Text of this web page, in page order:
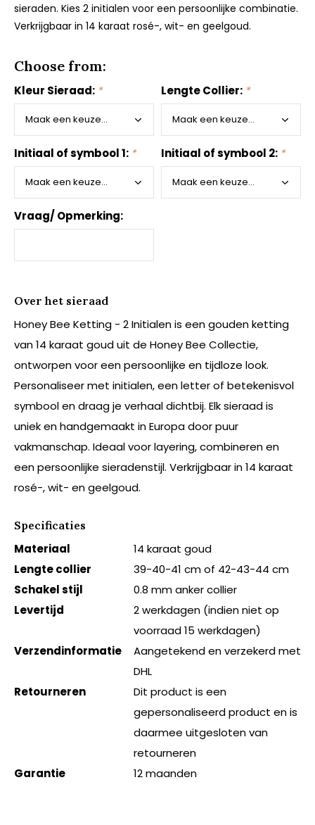
sieraden. Kies 2 initialen voor een persoonlijke combinatie.
Verkrijgbaar in 14 karaat rosé-, wit- en geelgoud.
Choose from:
Kleur Sieraad: * Lengte Collier: *
Initiaal of symbool 1: * Initiaal of symbool 2: *
Vraag/ Opmerking:
Over het sieraad
Honey Bee Ketting - 2 Initialen is een gouden ketting
van 14 karaat goud uit de Honey Bee Collectie,
ontworpen voor een persoonlijke en tijdloze look.
Personaliseer met initialen, een letter of betekenisvol
symbool en draag je verhaal dichtbij. Elk sieraad is
uniek en handgemaakt in Europa door puur
vakmanschap. Ideaal voor layering, combineren en
een persoonlijke sieradenstijl. Verkrijgbaar in 14 karaat
rosé-, wit- en geelgoud.
Specificaties
Materiaal
14 karaat goud
Lengte collier
39-40-41 cm of 42-43-44 cm
Schakel stijl
0.8 mm anker collier
Levertijd
2 werkdagen (indien niet op
voorraad 15 werkdagen)
Verzendinformatie
Aangetekend en verzekerd met
DHL
Retourneren
Dit product is een
gepersonaliseerd product en is
daarmee uitgesloten van
retourneren
Garantie
12 maanden